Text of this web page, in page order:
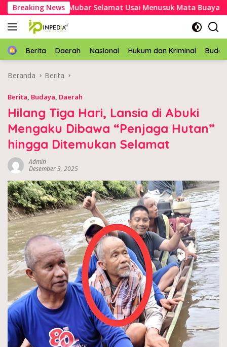
Langsung
ke
konten
Breaking News
Asal Mubar Selamat Usai Menusuk Mata Buaya
HomeBerita Daerah Nasional Hukum dan Kriminal
Beranda Berita
Berita, Budaya, Daerah
Hilang Tiga Hari, Lansia di Abuki
Mengaku Dibawa “Penjaga Hutan”
hingga Ditemukan Selamat
Admin
Desember 3, 2025